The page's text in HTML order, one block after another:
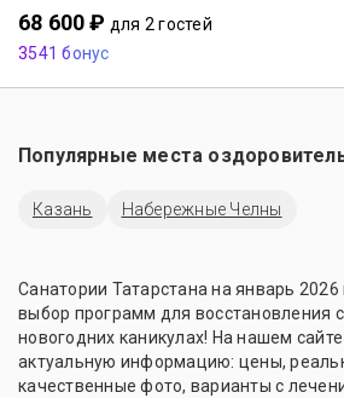
68 600 ₽ для 2 гостей
3541 бонус
Популярные места
Казань Набережные Челны
Санатории Татарстана на январь
выбор программ для восстановления
новогодних каникулах! На нашем
актуальную информацию: цены,
качественные фото, варианты с